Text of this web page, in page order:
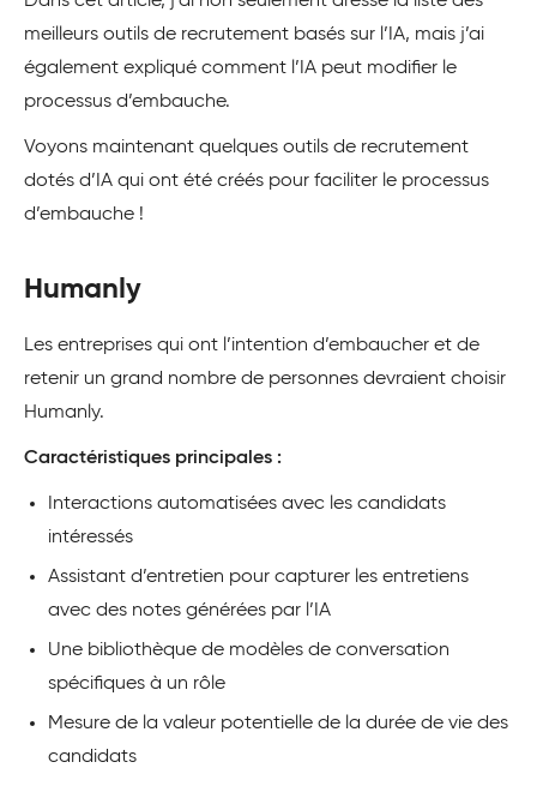
meilleurs outils de recrutement basés sur l’IA, mais j’ai
également expliqué comment l’IA peut modifier le
processus d’embauche.
Voyons maintenant quelques outils de recrutement
dotés d’IA qui ont été créés pour faciliter le processus
d’embauche !
Humanly
Les entreprises qui ont l’intention d’embaucher et de
retenir un grand nombre de personnes devraient choisir
Humanly.
Caractéristiques principales :
Interactions automatisées avec les candidats
intéressés
Assistant d’entretien pour capturer les entretiens
avec des notes générées par l’IA
Une bibliothèque de modèles de conversation
spécifiques à un rôle
Mesure de la valeur potentielle de la durée de vie des
candidats